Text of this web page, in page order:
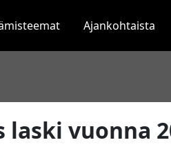
Ajankohtaista
vuonna